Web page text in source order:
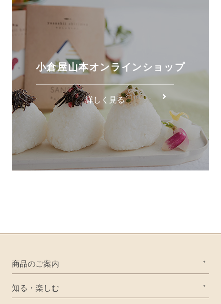
小倉屋山本オンラインショップ
詳しく見る
商品のご案内
知る・楽しむ